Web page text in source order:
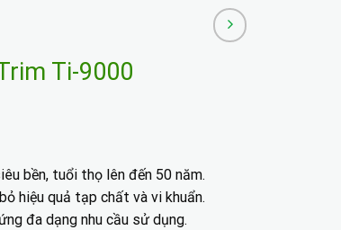
Ti-9000
bền, tuổi thọ lên đến 50 năm.
hiệu quả tạp chất và vi khuẩn.
đa dạng nhu cầu sử dụng.